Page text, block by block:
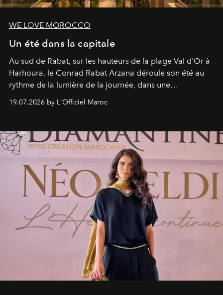
WE LOVE MOROCCO
Un été dans la capitale
Au sud de Rabat, sur les hauteurs de la plage Val d'Or à
Harhoura, le Conrad Rabat Arzana déroule son été au
rythme de la lumière de la journée, dans une
programmation pensée comme une succession de
rendez-vous avec l’océan.
19.07.2026 by L'Officiel Maroc